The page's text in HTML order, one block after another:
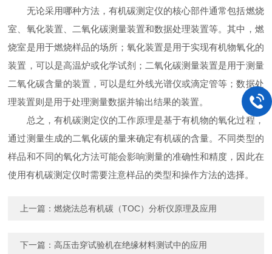
无论采用哪种方法，有机碳测定仪的核心部件通常包括燃烧
室、氧化装置、二氧化碳测量装置和数据处理装置等。其中，燃
烧室是用于燃烧样品的场所；氧化装置是用于实现有机物氧化的
装置，可以是高温炉或化学试剂；二氧化碳测量装置是用于测量
二氧化碳含量的装置，可以是红外线光谱仪或滴定管等；数据处
理装置则是用于处理测量数据并输出结果的装置。
总之，有机碳测定仪的工作原理是基于有机物的氧化过程，
通过测量生成的二氧化碳的量来确定有机碳的含量。不同类型的
样品和不同的氧化方法可能会影响测量的准确性和精度，因此在
使用有机碳测定仪时需要注意样品的类型和操作方法的选择。
上一篇：燃烧法总有机碳（TOC）分析仪原理及应用
下一篇：高压击穿试验机在绝缘材料测试中的应用